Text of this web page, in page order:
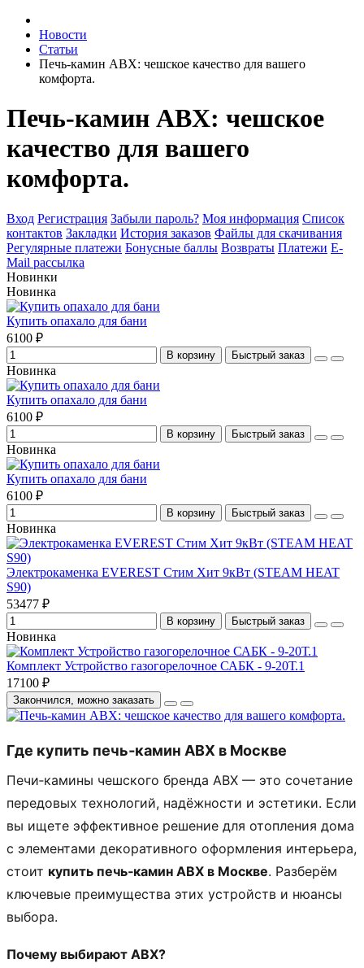
Новости
Статьи
Печь‑камин ABX: чешское качество для вашего
комфорта.
Печь‑камин ABX: чешское
качество для вашего
комфорта.
Вход Регистрация Забыли пароль? Моя информация Список
контактов Закладки История заказов Файлы для скачивания
Регулярные платежи Бонусные баллы Возвраты Платежи E-
Mail рассылка
Новинки
Новинка
Купить опахало для бани
6100 ₽
В корзину Быстрый заказ
Новинка
Купить опахало для бани
6100 ₽
В корзину Быстрый заказ
Новинка
Купить опахало для бани
6100 ₽
В корзину Быстрый заказ
Новинка
Электрокаменка EVEREST Стим Хит 9кВт (STEAM HEAT
S90)
53477 ₽
В корзину Быстрый заказ
Новинка
Комплект Устройство газогорелочное САБК - 9-20Т.1
17100 ₽
Закончился, можно заказать
Где купить печь‑камин ABX в Москве
Печи‑камины чешского бренда ABX — это сочетание
передовых технологий, надёжности и эстетики. Если
вы ищете эффективное решение для отопления дома
с элементами декоративного оформления интерьера,
стоит купить печь‑камин ABX в Москве. Разберём
ключевые преимущества этих устройств и нюансы
выбора.
Почему выбирают ABX?